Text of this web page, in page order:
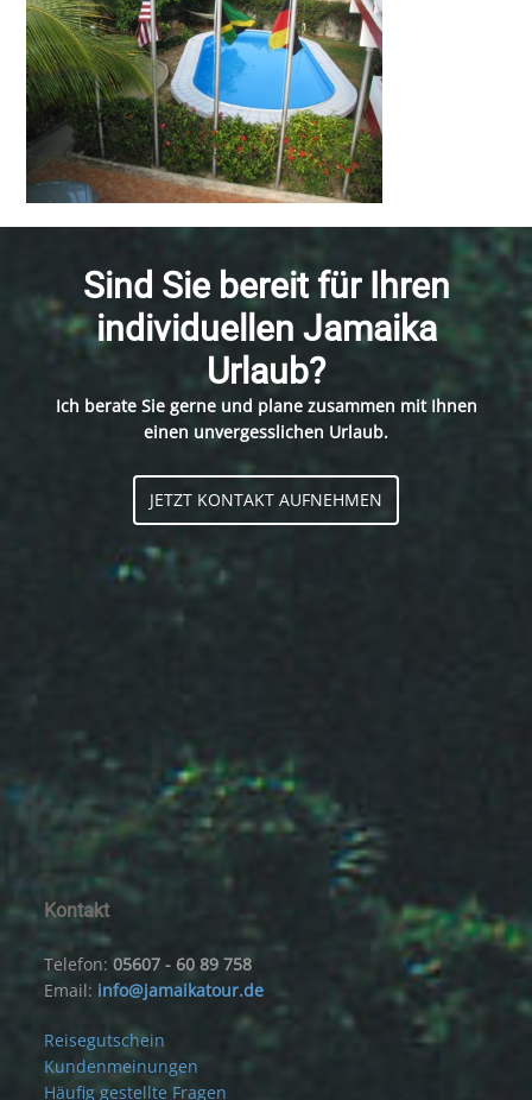
Sind Sie bereit für Ihren
individuellen Jamaika
Urlaub?
Ich berate Sie gerne und plane zusammen mit Ihnen
einen unvergesslichen Urlaub.
JETZT KONTAKT AUFNEHMEN
Kontakt
Telefon:05607 - 60 89 758
Email: info@jamaikatour.de
Reisegutschein
Kundenmeinungen
Häufig gestellte Fragen